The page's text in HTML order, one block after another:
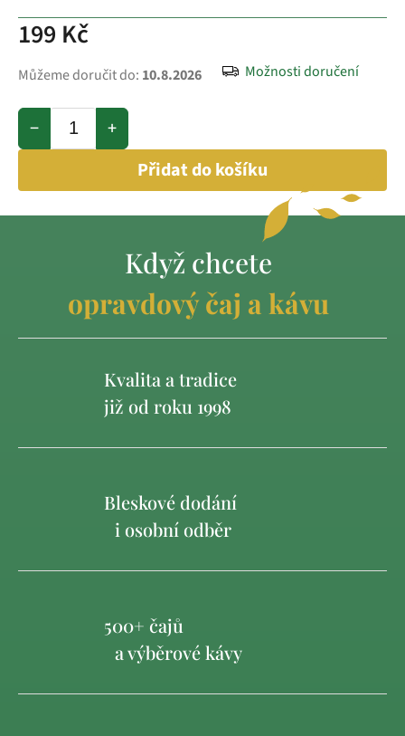
199 Kč
Můžeme doručit do: 10.8.2026 Možnosti doručení
+
−
Přidat do košíku
Když chcete
opravdový čaj a kávu
Kvalita a tradice
již od roku 1998
Bleskové dodání
i osobní odběr
500+ čajů
a výběrové kávy